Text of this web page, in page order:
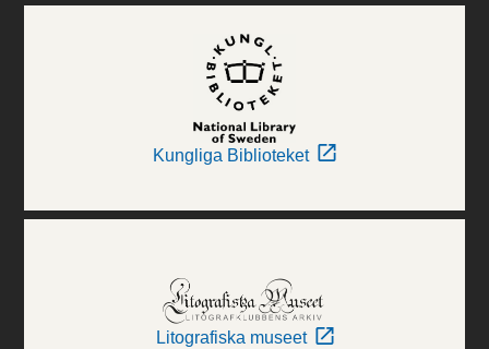
Kungliga Biblioteket
Litografiska museet